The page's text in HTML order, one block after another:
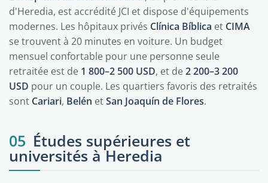
d'Heredia, est accrédité JCI et dispose d'équipements
modernes. Les hôpitaux privés Clínica Bíblica et CIMA
se trouvent à 20 minutes en voiture. Un budget
mensuel confortable pour une personne seule
retraitée est de 1 800–2 500 USD, et de2 200–3 200
USD pour un couple. Les quartiers favoris des retraités
sont Cariari, Belén etSan Joaquín de Flores.
05 Études supérieures et
universités à Heredia